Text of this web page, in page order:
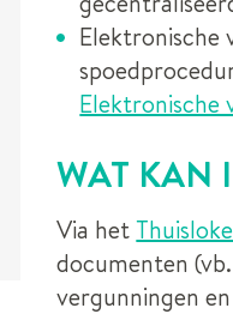
Elektronische
Elektronische
WAT KAN
Via het
documenten
vergunningen